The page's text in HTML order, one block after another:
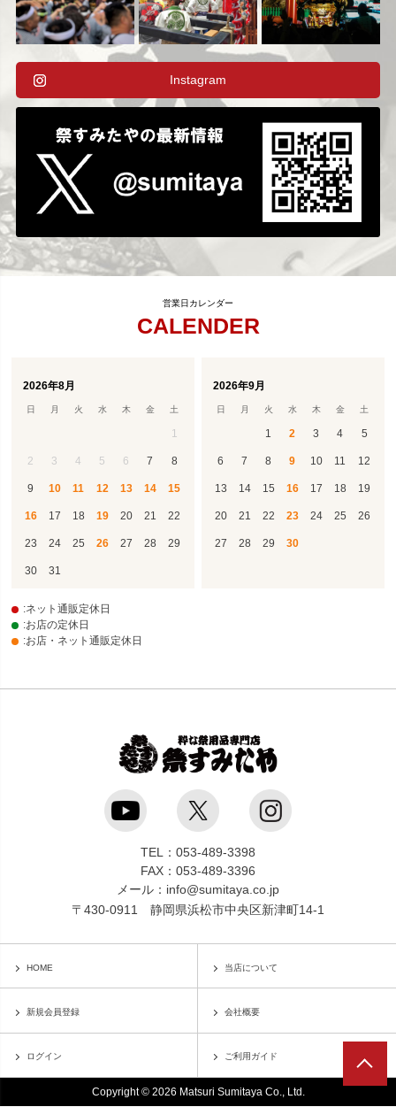
Instagram
CALENDER
2026年8月
日 月 火 水 木 金 土
1
2 3 4 5 6 7 8
9 10 11 12 13 14 15
16 17 18 19 20 21 22
23 24 25 26 27 28 29
30 31
2026年9月
日 月 火 水 木 金 土
1 2 3 4 5
6 7 8 9 10 11 12
13 14 15 16 17 18 19
20 21 22 23 24 25 26
27 28 29 30
:ネット通販定休日
:お店の定休日
:お店・ネット通販定休日
HOME 当店について
新規会員登録 会社概要
ログイン ご利用ガイド
〒430-0911 静岡県浜松市中央区新津町14-1
TEL：053-489-3398
FAX：053-489-3396
メール：info@sumitaya.co.jp
Copyright © 2026 Matsuri Sumitaya Co., Ltd.